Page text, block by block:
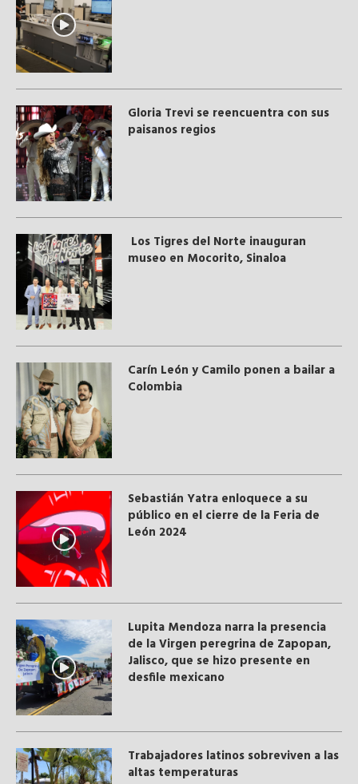
Gloria Trevi se reencuentra con sus
paisanos regios
Los Tigres del Norte inauguran
museo en Mocorito, Sinaloa
Carín León y Camilo ponen a bailar a
Colombia
Sebastián Yatra enloquece a su
público en el cierre de la Feria de
León 2024
Lupita Mendoza narra la presencia
de la Virgen peregrina de Zapopan,
Jalisco, que se hizo presente en
desfile mexicano
Trabajadores latinos sobreviven a las
altas temperaturas